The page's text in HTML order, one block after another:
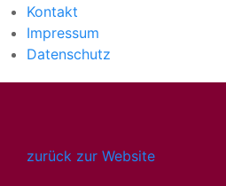
Kontakt
Impressum
Datenschutz
zurück zur Website